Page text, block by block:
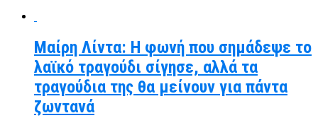
Μαίρη Λίντα: Η φωνή που σημάδεψε το
λαϊκό τραγούδι σίγησε, αλλά τα
τραγούδια της θα μείνουν για πάντα
ζωντανά